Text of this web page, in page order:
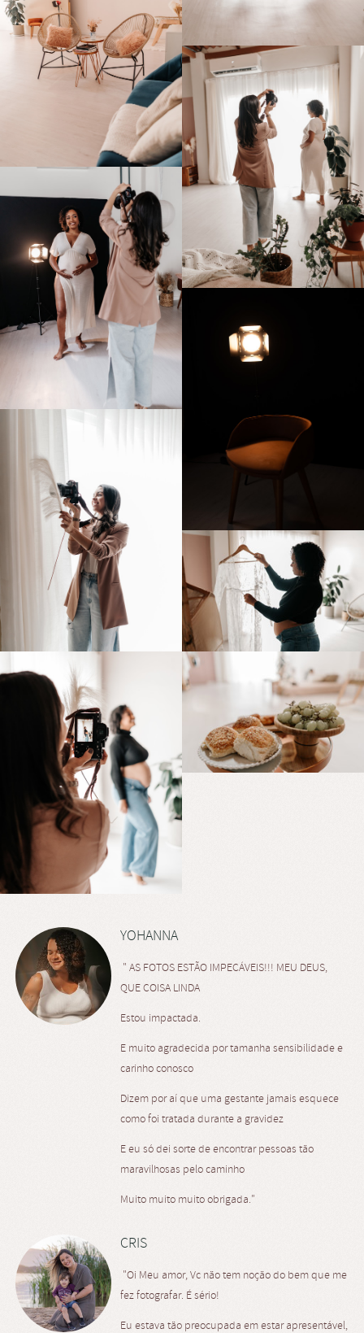
YOHANNA
" AS FOTOS ESTÃO IMPECÁVEIS!!! MEU DEUS,
QUE COISA LINDA
Estou impactada.
E muito agradecida por tamanha sensibilidade e
carinho conosco
Dizem por aí que uma gestante jamais esquece
como foi tratada durante a gravidez
E eu só dei sorte de encontrar pessoas tão
maravilhosas pelo caminho
Muito muito muito obrigada."
CRIS
"Oi Meu amor, Vc não tem noção do bem que me
fez fotografar. É sério!
Eu estava tão preocupada em estar apresentável,